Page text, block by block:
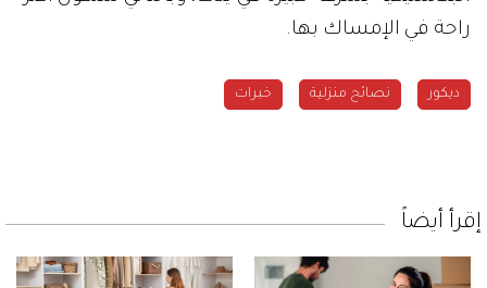
راحة في الإمساك بها.
ديكور نصائح منزلية خبرات
إقرأ أيضاً